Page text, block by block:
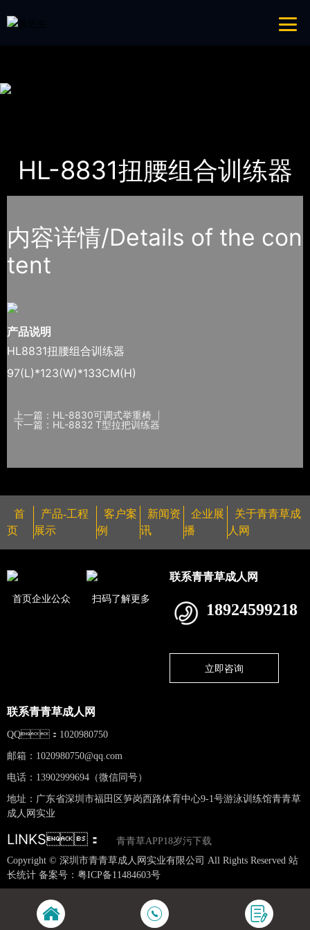
导航
网站地图
HL-8831扭腰组合训练器
内容详情/Details of the con
tent
产品说明
HL8831扭腰组合训练器
97(L)*123(W)*133CM(H)
上一篇：HL-8830可调式举重椅
下一篇：HL-8832 T型拉把训练器
首
页
产品-工程
展示
客户案
例
新闻资
讯
企业展
播
关于青青草成
人网
首页企业公众 扫码了解更多
联系青青草成人网
18924599218
立即咨询
联系青青草成人网
QQ：1020980750
邮箱： 1020980750@qq.com
电话：13902999694（微信同号）
地址：广东省深圳市福田区笋岗西路体育中心9-1号游泳训练馆青青草
成人网实业
LINKS：
青青草APP18岁污下载
Copyright © 深圳市青青草成人网实业有限公司 All Rights Reserved 站
长统计 备案号： 粤ICP备11484603号
网站地图